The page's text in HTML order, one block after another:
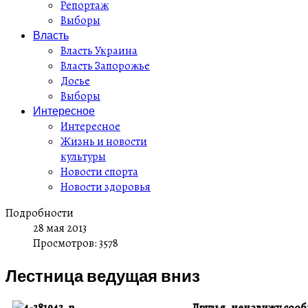
Репортаж
Выборы
Власть
Власть Украина
Власть Запорожье
Досье
Выборы
Интересное
Интересное
Жизнь и новости
культуры
Новости спорта
Новости здоровья
Подробности
28 мая 2013
Просмотров: 3578
Лестница ведущая вниз